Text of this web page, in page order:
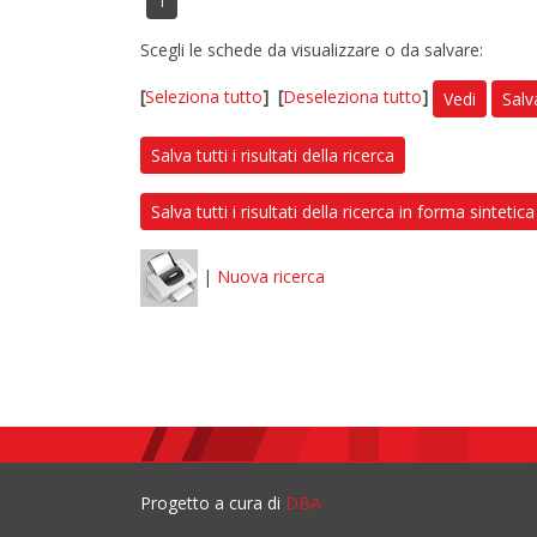
Scegli le schede da visualizzare o da salvare:
[Seleziona tutto] [Deseleziona tutto] Vedi
Salva tutti i risultati della ricerca
Salva tutti i risultati della ricerca in forma sintetica
| Nuova ricerca
Progetto a cura di DBA